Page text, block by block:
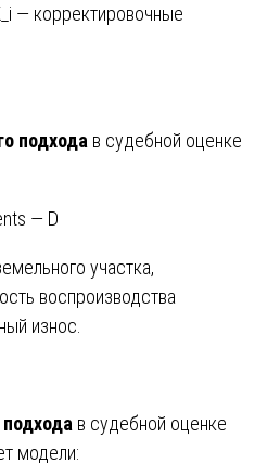
— корректировочные
подхода в судебной оценке
— D
участка,
воспроизводства
износ.
в судебной оценке
модели: